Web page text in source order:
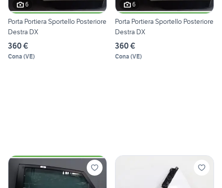
6
Porta Portiera Sportello Posteriore
Destra DX
360 €
Cona (VE)
6
Porta Portiera Sportello Posteriore
Destra DX
360 €
Cona (VE)